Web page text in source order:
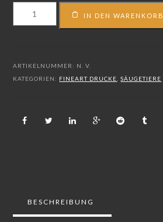
Menge
IN DEN WARENKORB
ARTIKELNUMMER: N. V.
KATEGORIEN: FINEART DRUCKE ,SÄUGETIERE
BESCHREIBUNG